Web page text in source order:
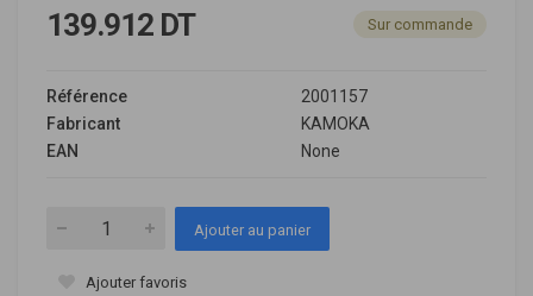
139.912 DT Sur commande
Référence
2001157
Fabricant
KAMOKA
EAN
None
Ajouter au panier
Ajouter favoris